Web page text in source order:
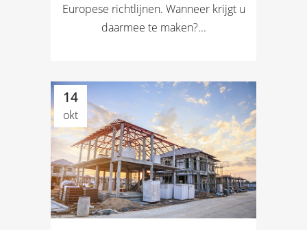
Europese richtlijnen. Wanneer krijgt u
daarmee te maken?...
14
okt